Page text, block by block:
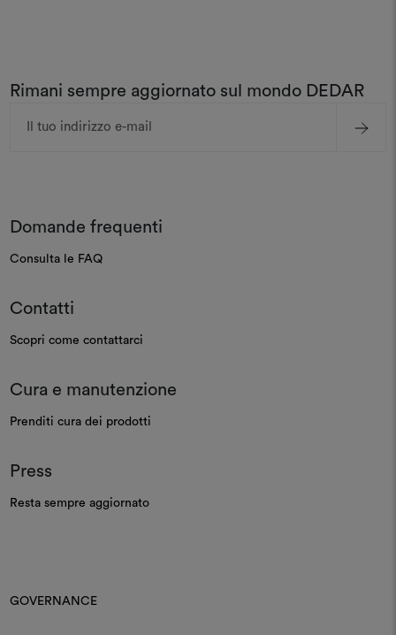
Rimani sempre aggiornato sul mondo DEDAR
Domande frequenti
Consulta le FAQ
Contatti
Scopri come contattarci
Cura e manutenzione
Prenditi cura dei prodotti
Press
Resta sempre aggiornato
GOVERNANCE